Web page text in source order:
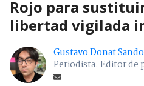
Rojo para
libertad vigilada
Gustavo Donat
Periodista. Editor de